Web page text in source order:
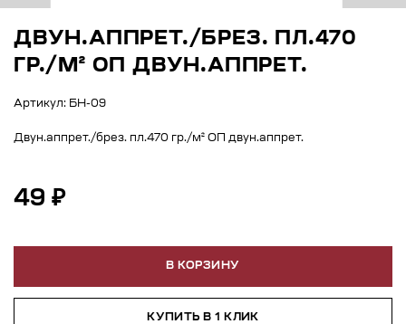
ДВУН.АППРЕТ./БРЕЗ. ПЛ.470
ГР./М² ОП ДВУН.АППРЕТ.
Артикул: БН-09
Двун.аппрет./брез. пл.470 гр./м² ОП двун.аппрет.
49 ₽
В КОРЗИНУ
КУПИТЬ В 1 КЛИК